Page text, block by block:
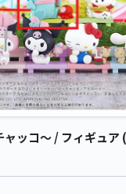
ッコ～ / フィギュア